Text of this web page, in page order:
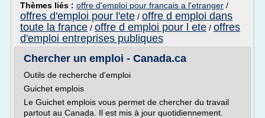
Thèmes liés : offre d'emploi pour francais a l'etranger /
offres d'emploi pour l'ete / offre d emploi dans
toute la france / offre d emploi pour l ete / offres
d'emploi entreprises publiques
Chercher un emploi - Canada.ca
Outils de recherche d'emploi
Guichet emplois
Le Guichet emplois vous permet de chercher du travail
partout au Canada. Il est mis à jour quotidiennement.